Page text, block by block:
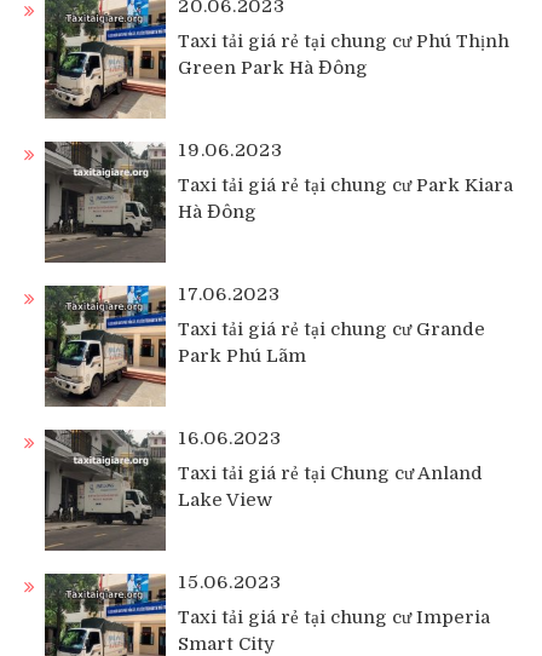
20.06.2023
Taxi tải giá rẻ tại chung cư Phú Thịnh
Green Park Hà Đông
19.06.2023
Taxi tải giá rẻ tại chung cư Park Kiara
Hà Đông
17.06.2023
Taxi tải giá rẻ tại chung cư Grande
Park Phú Lãm
16.06.2023
Taxi tải giá rẻ tại Chung cư Anland
Lake View
15.06.2023
Taxi tải giá rẻ tại chung cư Imperia
Smart City